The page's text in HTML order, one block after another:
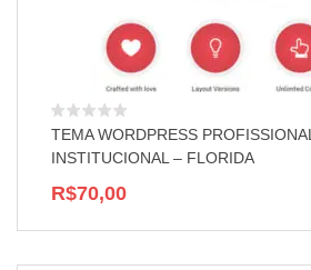
TEMA WORDPRESS
INSTITUCIONAL – FLORIDA
R$70,00